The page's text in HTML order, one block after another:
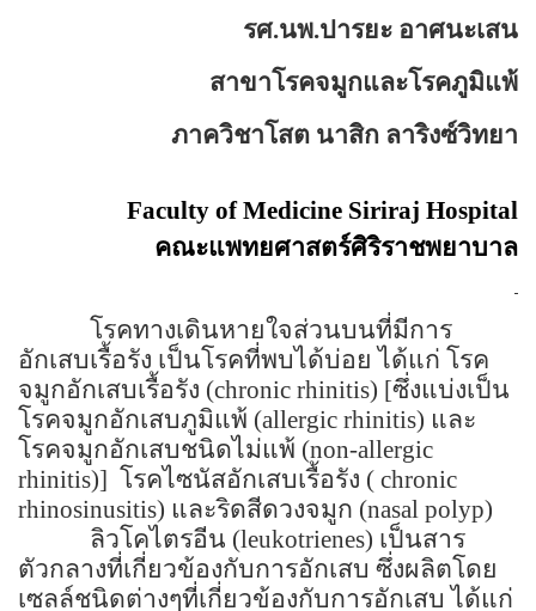
รศ.นพ.ปารยะ อาศนะเสน
สาขาโรคจมูกและโรคภูมิแพ้
ภาควิชาโสต นาสิก ลาริงซ์วิทยา
Faculty of Medicine Siriraj Hospital
คณะแพทยศาสตร์ศิริราชพยาบาล
โรคทางเดินหายใจส่วนบนที่มีการ
อักเสบเรื้อรัง เป็นโรคที่พบได้บ่อย ได้แก่ โรค
จมูกอักเสบเรื้อรัง (chronic rhinitis) [ซึ่งแบ่งเป็น
โรคจมูกอักเสบภูมิแพ้ (allergic rhinitis) และ
โรคจมูกอักเสบชนิดไม่แพ้ (non-allergic
rhinitis)] โรคไซนัสอักเสบเรื้อรัง ( chronic
rhinosinusitis) และริดสีดวงจมูก (nasal polyp)
ลิวโคไตรอีน (leukotrienes) เป็นสาร
ตัวกลางที่เกี่ยวข้องกับการอักเสบ ซึ่งผลิตโดย
เซลล์ชนิดต่างๆที่เกี่ยวข้องกับการอักเสบ ได้แก่